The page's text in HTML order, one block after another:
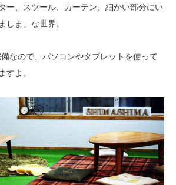
ー、スツール、カーテン、細かい部分にい
しま」な世界。
なので、パソコンやタブレットを使って
すよ。